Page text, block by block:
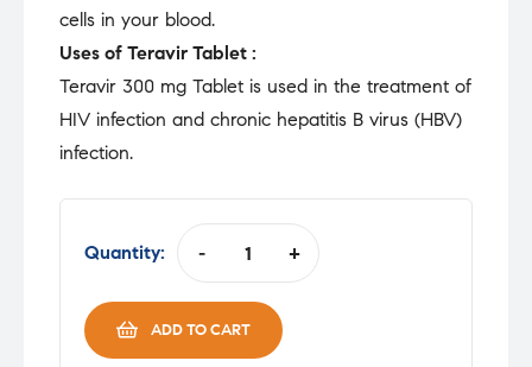
cells in your blood.
Uses of Teravir Tablet :
Teravir 300 mg Tablet is used in the treatment of
HIV infection and chronic hepatitis B virus (HBV)
infection.
Quantity: -
TERAVIR
TAB
+
ADD TO CART